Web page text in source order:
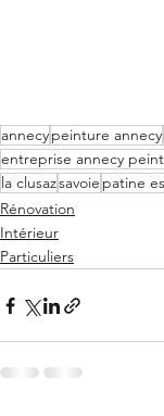
annecypeinture annecy
entreprise annecy
la clusazsavoie patine
Rénovation
Intérieur
Particuliers